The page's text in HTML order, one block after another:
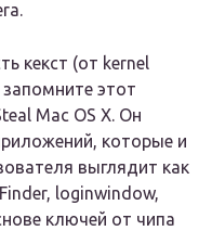
кекст (от kernel
этот
Mac OS X. Он
которые и
выглядит как
loginwindow,
ключей от чипа